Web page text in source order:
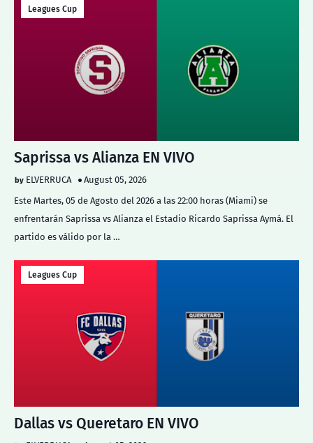
Leagues Cup
Saprissa vs Alianza EN VIVO
ELVERRUCA
August 05, 2026
Este Martes, 05 de Agosto del 2026 a las 22:00 horas (Miami) se
enfrentarán Saprissa vs Alianza el Estadio Ricardo Saprissa Aymá. El
partido es válido por la …
Leagues Cup
Dallas vs Queretaro EN VIVO